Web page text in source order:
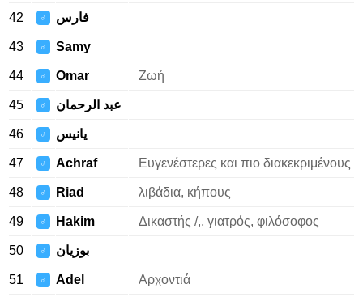
42 ♂ فارس
43 ♂ Samy
44 ♂ Omar Ζωή
45 ♂ عبد الرحمان
46 ♂ يانيس
47 ♂ Achraf Ευγενέστερες και πιο διακεκριμένους
48 ♂ Riad λιβάδια, κήπους
49 ♂ Hakim Δικαστής /,, γιατρός, φιλόσοφος
50 ♂ بوزيان
51 ♂ Adel Αρχοντιά